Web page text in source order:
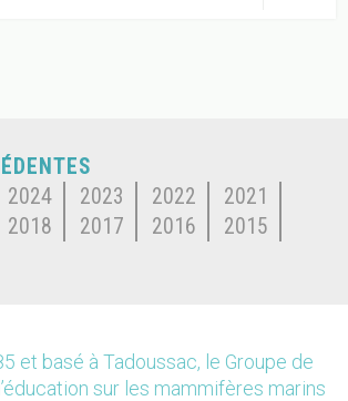
2024 2023 2022
2021
2018 2017 2016
2015
et basé à Tadoussac, le Groupe de
sur les mammifères marins